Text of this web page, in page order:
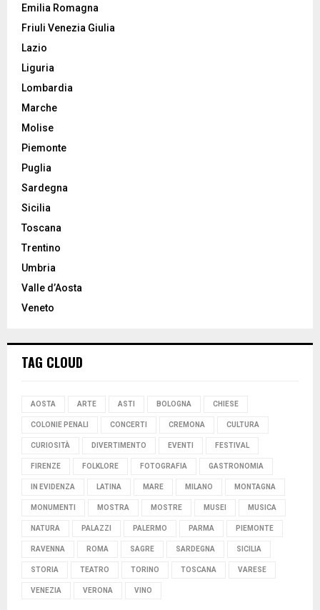
Emilia Romagna
Friuli Venezia Giulia
Lazio
Liguria
Lombardia
Marche
Molise
Piemonte
Puglia
Sardegna
Sicilia
Toscana
Trentino
Umbria
Valle d’Aosta
Veneto
TAG CLOUD
AOSTA ARTE ASTI BOLOGNA CHIESE
COLONIE PENALI CONCERTI CREMONA CULTURA
CURIOSITÀ DIVERTIMENTO EVENTI FESTIVAL
FIRENZE FOLKLORE FOTOGRAFIA GASTRONOMIA
IN EVIDENZA LATINA MARE MILANO MONTAGNA
MONUMENTI MOSTRA MOSTRE MUSEI MUSICA
NATURA PALAZZI PALERMO PARMA PIEMONTE
RAVENNA ROMA SAGRE SARDEGNA SICILIA
STORIA TEATRO TORINO TOSCANA VARESE
VENEZIA VERONA VINO